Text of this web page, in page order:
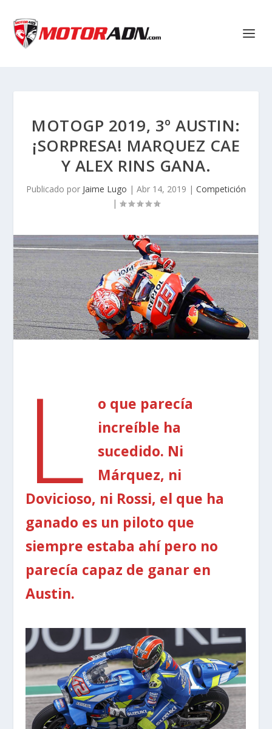
MOTOGP 2019, 3º AUSTIN:
¡SORPRESA! MARQUEZ CAE
Y ALEX RINS GANA.
Publicado por Jaime Lugo | Abr 14, 2019 | Competición
|
L
o que parecía
increíble ha
sucedido. Ni
Márquez, ni
Dovicioso, ni Rossi, el que ha
ganado es un piloto que
siempre estaba ahí pero no
parecía capaz de ganar en
Austin.